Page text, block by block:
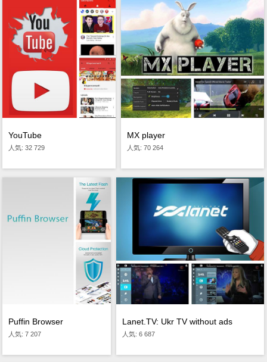
YouTube
人気: 32 729
MX player
人気: 70 264
Puffin Browser
人気: 7 207
Lanet.TV: Ukr TV without ads
人気: 6 687